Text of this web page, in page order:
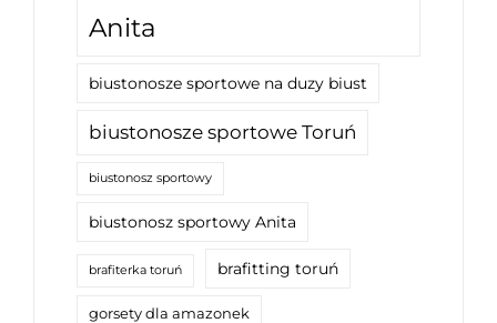
Anita
biustonosze sportowe na duzy biust
biustonosze sportowe Toruń
biustonosz sportowy
biustonosz sportowy Anita
brafiterka toruń brafitting toruń
gorsety dla amazonek